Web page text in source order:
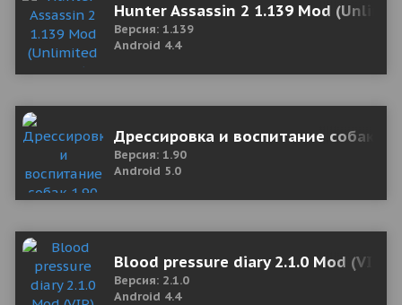
Hunter Assassin 2 1.139 Mod
Версия: 1.139
Android 4.4
Дрессировка и воспитание собак
Версия: 1.90
Android 5.0
Blood pressure diary 2.1.0 Mod (VIP)
Версия: 2.1.0
Android 4.4